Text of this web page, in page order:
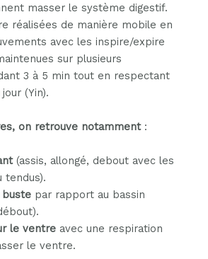
masser le système digestif.
réalisées de manière mobile en
avec les inspire/expire
sur plusieurs
3 à 5 min tout en respectant
(Yin).
on retrouve notamment:
(assis, allongé, debout avec les
tendus).
buste par rapport au bassin
le ventre avec une respiration
le ventre.